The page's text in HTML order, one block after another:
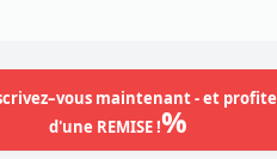
maintenant - et
d'une REMISE !%